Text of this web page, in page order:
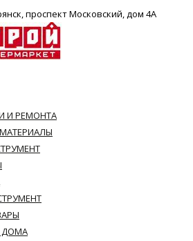
проспект Московский, дом 4А
И РЕМОНТА
ДОМА